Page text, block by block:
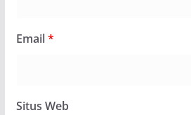
Email*
Situs Web